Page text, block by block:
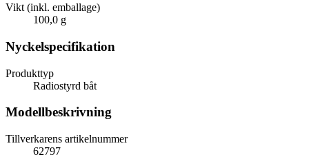
Vikt (inkl. emballage)
100,0 g
Nyckelspecifikation
Produkttyp
Radiostyrd båt
Modellbeskrivning
Tillverkarens artikelnummer
62797